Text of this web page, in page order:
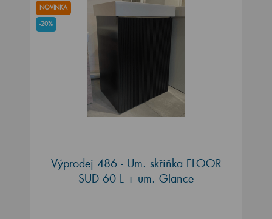
NOVINKA
-20%
Výprodej 486 - Um. skříňka FLOOR
SUD 60 L + um. Glance